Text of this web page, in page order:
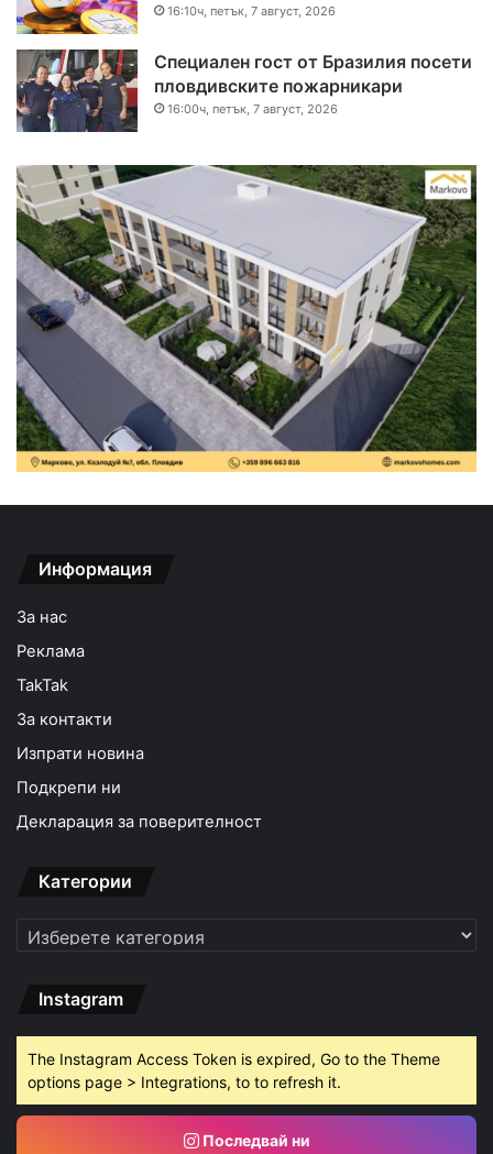
16:10ч, петък, 7 август, 2026
Специален гост от Бразилия посети
пловдивските пожарникари
16:00ч, петък, 7 август, 2026
Информация
За нас
Реклама
TakTak
За контакти
Изпрати новина
Подкрепи ни
Декларация за поверителност
Категории
Категории
Instagram
The Instagram Access Token is expired, Go to the Theme
options page > Integrations, to to refresh it.
Последвай ни